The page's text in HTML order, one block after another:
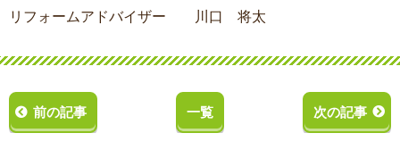
リフォームアドバイザー 川口 将太
前の記事 一覧 次の記事